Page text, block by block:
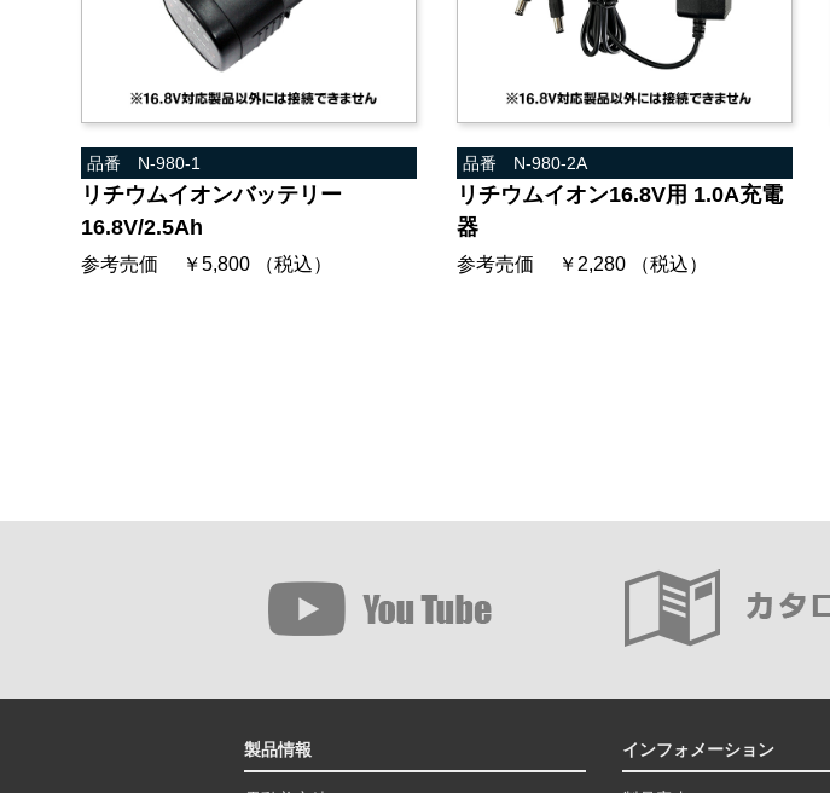
品番 N-980-1
リチウムイオンバッテリー
16.8V/2.5Ah
参考売価 ￥5,800 （税込）
品番 N-980-2A
リチウムイオン16.8V用 1.0A充電
器
参考売価 ￥2,280 （税込）
製品情報 インフォメーション